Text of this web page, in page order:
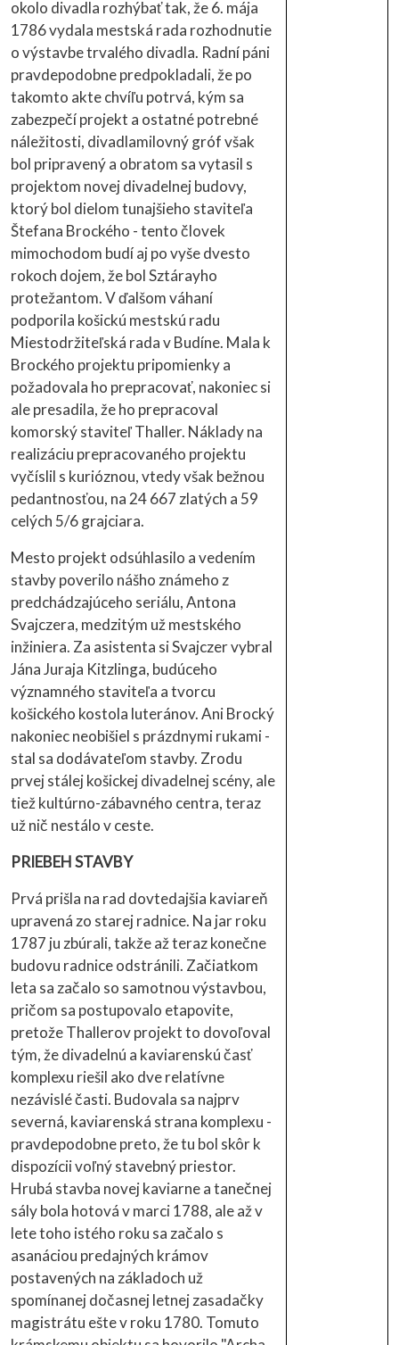
okolo divadla rozhýbať tak, že 6. mája
1786 vydala mestská rada rozhodnutie
o výstavbe trvalého divadla. Radní páni
pravdepodobne predpokladali, že po
takomto akte chvíľu potrvá, kým sa
zabezpečí projekt a ostatné potrebné
náležitosti, divadlamilovný gróf však
bol pripravený a obratom sa vytasil s
projektom novej divadelnej budovy,
ktorý bol dielom tunajšieho staviteľa
Štefana Brockého - tento človek
mimochodom budí aj po vyše dvesto
rokoch dojem, že bol Sztárayho
protežantom. V ďalšom váhaní
podporila košickú mestskú radu
Miestodržiteľská rada v Budíne. Mala k
Brockého projektu pripomienky a
požadovala ho prepracovať, nakoniec si
ale presadila, že ho prepracoval
komorský staviteľ Thaller. Náklady na
realizáciu prepracovaného projektu
vyčíslil s kurióznou, vtedy však bežnou
pedantnosťou, na 24 667 zlatých a 59
celých 5/6 grajciara.
Mesto projekt odsúhlasilo a vedením
stavby poverilo nášho známeho z
predchádzajúceho seriálu, Antona
Svajczera, medzitým už mestského
inžiniera. Za asistenta si Svajczer vybral
Jána Juraja Kitzlinga, budúceho
významného staviteľa a tvorcu
košického kostola luteránov. Ani Brocký
nakoniec neobišiel s prázdnymi rukami -
stal sa dodávateľom stavby. Zrodu
prvej stálej košickej divadelnej scény, ale
tiež kultúrno-zábavného centra, teraz
už nič nestálo v ceste.
PRIEBEH STAVBY
Prvá prišla na rad dovtedajšia kaviareň
upravená zo starej radnice. Na jar roku
1787 ju zbúrali, takže až teraz konečne
budovu radnice odstránili. Začiatkom
leta sa začalo so samotnou výstavbou,
pričom sa postupovalo etapovite,
pretože Thallerov projekt to dovoľoval
tým, že divadelnú a kaviarenskú časť
komplexu riešil ako dve relatívne
nezávislé časti. Budovala sa najprv
severná, kaviarenská strana komplexu -
pravdepodobne preto, že tu bol skôr k
dispozícii voľný stavebný priestor.
Hrubá stavba novej kaviarne a tanečnej
sály bola hotová v marci 1788, ale až v
lete toho istého roku sa začalo s
asanáciou predajných krámov
postavených na základoch už
spomínanej dočasnej letnej zasadačky
magistrátu ešte v roku 1780. Tomuto